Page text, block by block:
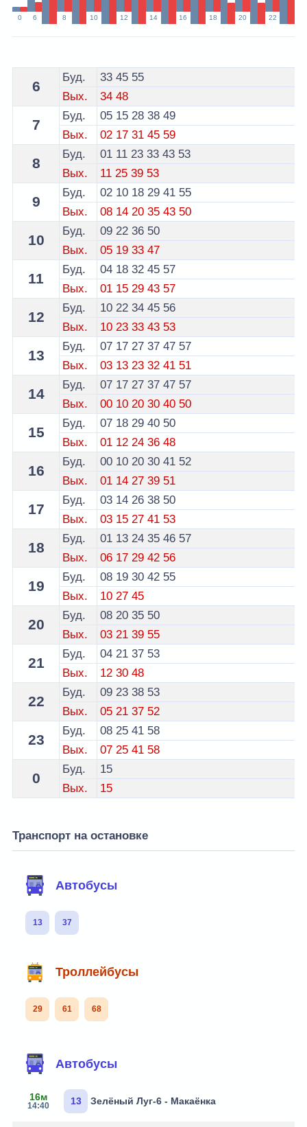
0 6 8 10 12 14 16 18 20 22
Расписание 29 троллейбуса Минск - остановка
6
Буд. 33 45 55
Вых.
34 48
7
Буд. 05 15 28 38 49
Вых.
02 17 31 45 59
8
Буд. 01 11 23 33 43 53
Вых.
11 25 39 53
9
Буд. 02 10 18 29 41 55
Вых.
08 14 20 35 43 50
10
Буд. 09 22 36 50
Вых.
05 19 33 47
11
Буд. 04 18 32 45 57
Вых.
01 15 29 43 57
12
Буд. 10 22 34 45 56
Вых.
10 23 33 43 53
13
Буд. 07 17 27 37 47 57
Вых.
03 13 23 32 41 51
14
Буд. 07 17 27 37 47 57
Вых.
00 10 20 30 40 50
15
Буд. 07 18 29 40 50
Вых.
01 12 24 36 48
16
Буд. 00 10 20 30 41 52
Вых.
01 14 27 39 51
17
Буд. 03 14 26 38 50
Вых.
03 15 27 41 53
18
Буд. 01 13 24 35 46 57
Вых.
06 17 29 42 56
19
Буд. 08 19 30 42 55
Вых.
10 27 45
20
Буд. 08 20 35 50
Вых.
03 21 39 55
21
Буд. 04 21 37 53
Вых.
12 30 48
22
Буд. 09 23 38 53
Вых.
05 21 37 52
23
Буд. 08 25 41 58
Вых.
07 25 41 58
0
Буд.
15
Вых.
15
Транспорт на остановке
Автобусы
13 37
Троллейбусы
29 61 68
Автобусы
16м
14:40 13 Зелёный Луг-6 - Макаёнка